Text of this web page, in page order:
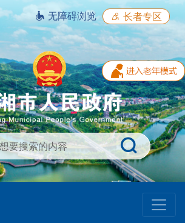
无障碍浏览 长者专区